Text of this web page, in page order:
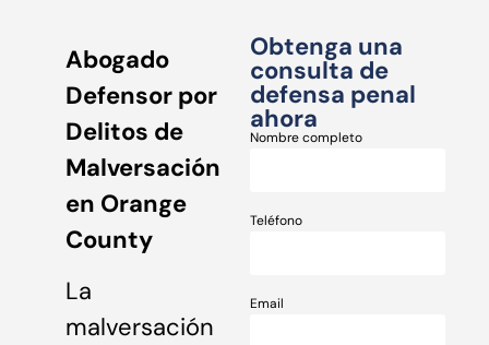
Abogado
Defensor por
Delitos de
Malversación
en Orange
County
La
malversación
Obtenga una
consulta de
defensa penal
ahora
Nombre completo
Teléfono
Email